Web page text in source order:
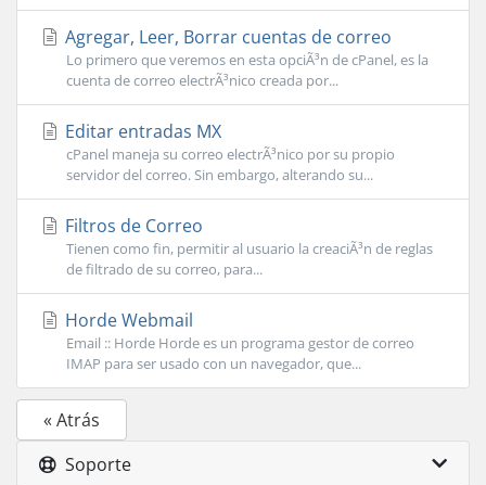
Agregar, Leer, Borrar cuentas de correo
Lo primero que veremos en esta opciÃ³n de cPanel, es la
cuenta de correo electrÃ³nico creada por...
Editar entradas MX
cPanel maneja su correo electrÃ³nico por su propio
servidor del correo. Sin embargo, alterando su...
Filtros de Correo
Tienen como fin, permitir al usuario la creaciÃ³n de reglas
de filtrado de su correo, para...
Horde Webmail
Email :: Horde Horde es un programa gestor de correo
IMAP para ser usado con un navegador, que...
« Atrás
Soporte